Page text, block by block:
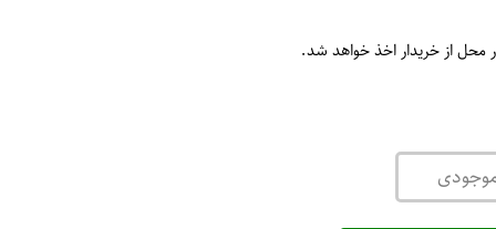
محل از خریدار اخذ خواهد شد.